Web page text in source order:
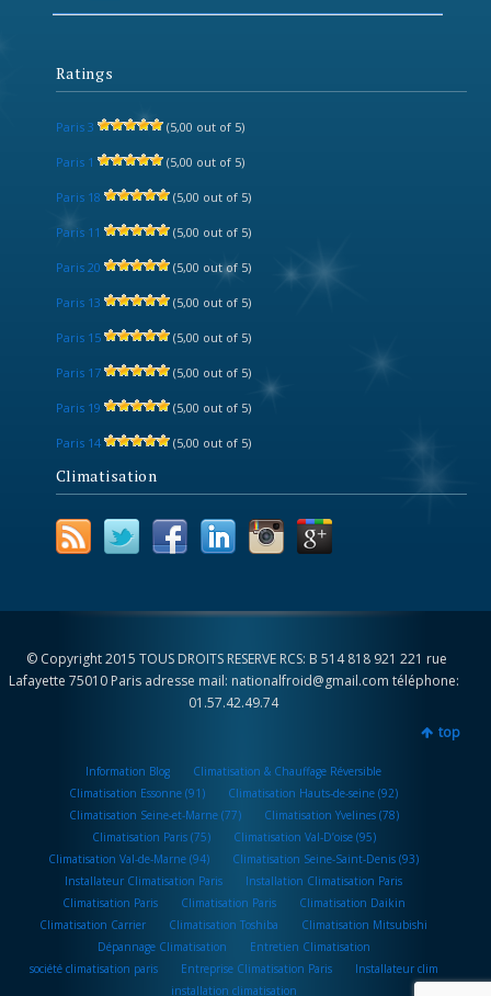
Ratings
Paris 3 (5,00 out of 5)
Paris 1 (5,00 out of 5)
Paris 18 (5,00 out of 5)
Paris 11 (5,00 out of 5)
Paris 20 (5,00 out of 5)
Paris 13 (5,00 out of 5)
Paris 15 (5,00 out of 5)
Paris 17 (5,00 out of 5)
Paris 19 (5,00 out of 5)
Paris 14 (5,00 out of 5)
Climatisation
© Copyright 2015 TOUS DROITS RESERVE RCS: B 514 818 921 221 rue
Lafayette 75010 Paris adresse mail: nationalfroid@gmail.com téléphone:
01.57.42.49.74
top
Information Blog
Climatisation & Chauffage Réversible
Climatisation Essonne (91)
Climatisation Hauts-de-seine (92)
Climatisation Seine-et-Marne (77)
Climatisation Yvelines (78)
Climatisation Paris (75)
Climatisation Val-D’oise (95)
Climatisation Val-de-Marne (94)
Climatisation Seine-Saint-Denis (93)
Installateur Climatisation Paris
Installation Climatisation Paris
Climatisation Paris
Climatisation Paris
Climatisation Daikin
Climatisation Carrier
Climatisation Toshiba
Climatisation Mitsubishi
Dépannage Climatisation
Entretien Climatisation
société climatisation paris
Entreprise Climatisation Paris
Installateur clim
installation climatisation